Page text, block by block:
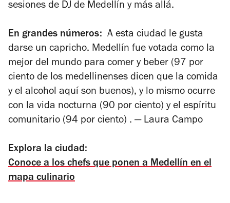
sesiones de DJ de Medellín y más allá.
En grandes números: A esta ciudad le gusta
darse un capricho. Medellín fue votada como la
mejor del mundo para comer y beber (97 por
ciento de los medellinenses dicen que la comida
y el alcohol aquí son buenos), y lo mismo ocurre
con la vida nocturna (90 por ciento) y el espíritu
comunitario (94 por ciento) . — Laura Campo
Explora la ciudad:
Conoce a los chefs que ponen a Medellín en el
mapa culinario